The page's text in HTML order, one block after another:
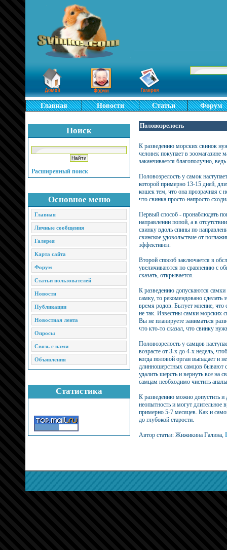
Главная Новости Статьи Форум
Поиск
Расширенный поиск
Основное меню
Главная
Личные сообщения
Галерея
Карта сайта
Форум
Статьи пользователей
Новости
Публикации
Новостная лента
Опросы
Связь с нами
Объявления
Статистика
Половозрелость
К разведению морских свинок
человек покупает в зоомагазине
заканчивается благополучно,
Половозрелость у самок
которой примерно 13-15 дней,
кошек тем, что она прозрачная с
что свинка просто-напросто
Первый способ - пронаблюдать
направлении попой, а в
свинку вдоль спины по
свинское удовольствие от
эффективен.
Второй способ заключается в
увеличиваются по сравнению с
сказать, открывается.
К разведению допускаются самки
самку, то рекомендовано
время родов. Бытует мнение, что
не так. Известны самки морских
Вы не планируете заниматься
что кто-то сказал, что свинку
Половозрелость у самцов
возрасте от 3-х до 4-х недель,
когда половой орган выпадает и
длинношерстных самцов бывают
удалить шерсть и вернуть все на
самцам необходимо чистить
К разведению можно допустить и
неопытность и могут длительное
примерно 5-7 месяцев. Как и
до глубокой старости.
Автор статьи: Жижикина Галина,